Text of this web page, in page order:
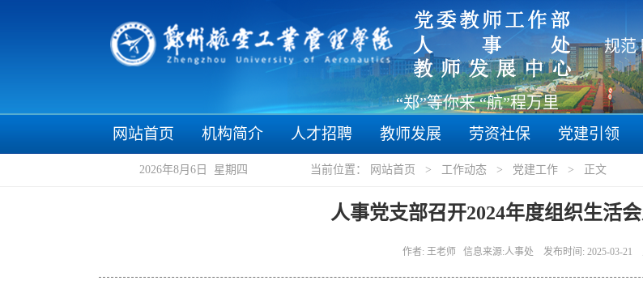
规范 暖
“郑”等你来 “航”程万里
网站首页 机构简介 人才招聘 教师发展 劳资社保 党建引领
2026年8月6日 星期四 当前位置： 网站首页 > 工作动态 > 党建工作 > 正文
人事党支部召开2024年度组织生活
作者: 王老师 信息来源:人事处 发布时间: 2025-03-21